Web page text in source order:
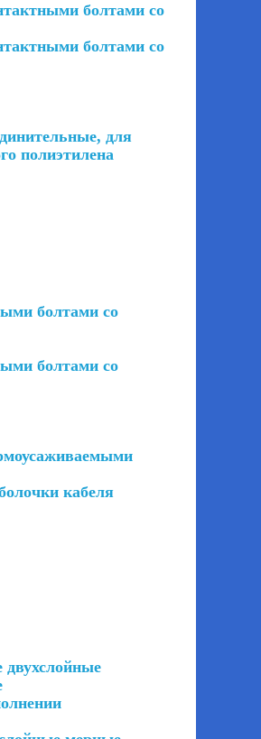
болтами со
болтами со
для
полиэтилена
болтами со
болтами со
кабеля
двухслойные